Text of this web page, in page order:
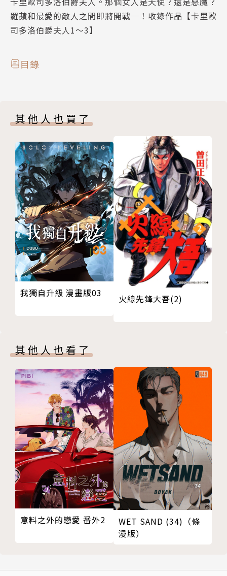
羅蘋和最愛的敵人之間即將開戰─！收錄作品【卡里歐
司多洛伯爵夫人1～3】
目錄
其他人也買了
我獨自升級 漫畫版03 火線先鋒大吾(2)
其他人也看了
意料之外的戀愛 番外2
WET SAND (34)（條
漫版）